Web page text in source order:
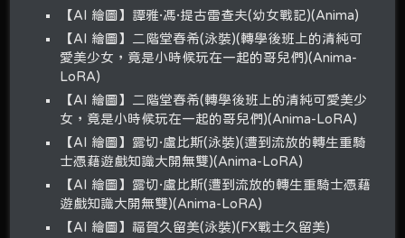
【AI 繪圖】譚雅·馮·提古雷查夫(幼女戰記)(Anima)
【AI 繪圖】二階堂春希(泳裝)(轉學後班上的清純可
愛美少女，竟是小時候玩在一起的哥兒們)(Anima-
LoRA)
【AI 繪圖】二階堂春希(轉學後班上的清純可愛美少
女，竟是小時候玩在一起的哥兒們)(Anima-LoRA)
【AI 繪圖】露切·盧比斯(泳裝)(遭到流放的轉生重騎
士憑藉遊戲知識大開無雙)(Anima-LoRA)
【AI 繪圖】露切·盧比斯(遭到流放的轉生重騎士憑藉
遊戲知識大開無雙)(Anima-LoRA)
【AI 繪圖】福賀久留美(泳裝)(FX戰士久留美)